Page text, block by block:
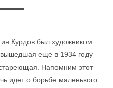
Курдов был художником
еще в 1934 году
Напомним этот
идет о борьбе маленького